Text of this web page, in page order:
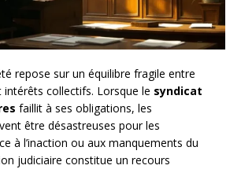
repose sur un équilibre fragile entre
intérêts collectifs. Lorsque le syndicat
faillit à ses obligations, les
être désastreuses pour les
à l’inaction ou aux manquements du
judiciaire constitue un recours